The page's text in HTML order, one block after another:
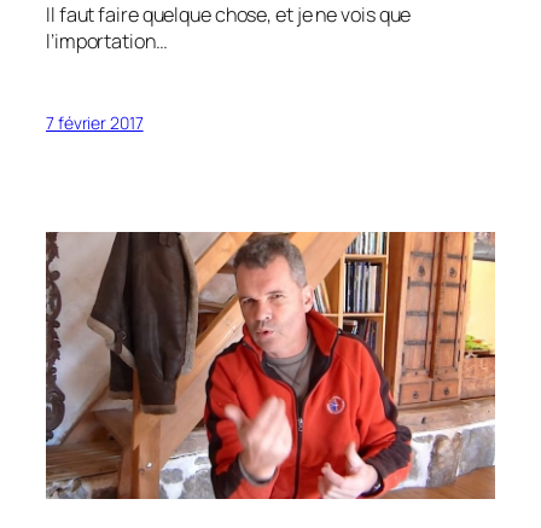
Il faut faire quelque chose, et je ne vois que
l’importation…
7 février 2017